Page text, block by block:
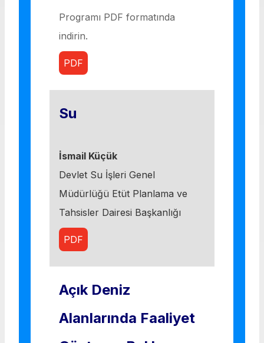
Programı PDF formatında
indirin.
PDF
Su
İsmail Küçük
Devlet Su İşleri Genel
Müdürlüğü Etüt Planlama ve
Tahsisler Dairesi Başkanlığı
PDF
Açık Deniz
Alanlarında Faaliyet